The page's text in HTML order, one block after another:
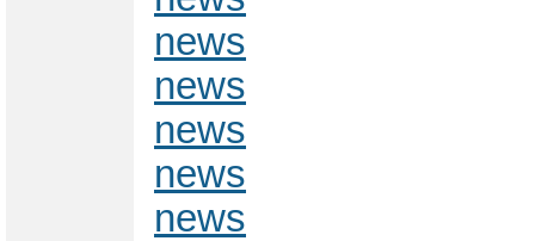
news
news
news
news
news